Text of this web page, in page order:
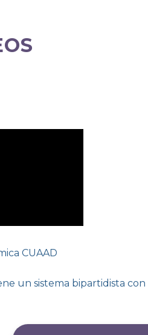
CUAAD
un sistema bipartidista